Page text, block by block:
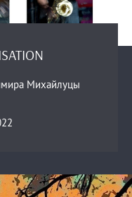
Михайлуцы